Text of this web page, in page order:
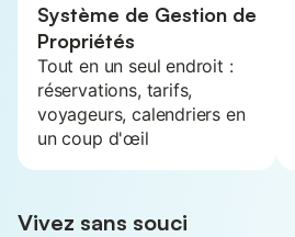
Système de Gestion de
Propriétés
Tout en un seul endroit :
réservations, tarifs,
voyageurs, calendriers en
un coup d'œil
Vivez sans souci